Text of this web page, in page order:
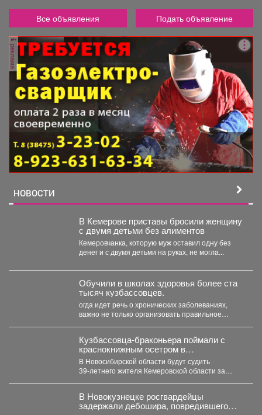
Все объявления Подать объявление
реклама
НОВОСТИ
В Кемерове приставы бросили женщину
с двумя детьми без алиментов
Кемеровчанка, которую муж оставил одну без
денег и с двумя детьми на руках, не могла...
Обучили в школах здоровья более ста
тысяч кузбассовцев.
огда идет речь о хронических заболеваниях,
важно не только организовать правильное
Кузбассовца-браконьера поймали с
краснокнижным осетром в
Новосибирске
В Новосибирской области будут судить
39‑летнего жителя Кемеровской области за
В Новокузнецке росгвардейцы
задержали дебошира, повредившего